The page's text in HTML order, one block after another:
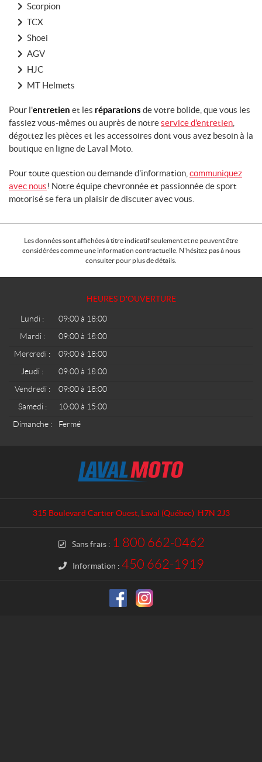
Scorpion
TCX
Shoei
AGV
HJC
MT Helmets
Pour l'entretien et les réparations de votre bolide, que vous les
fassiez vous-mêmes ou auprès de notreservice d'entretien
dégottez les pièces et les accessoires dont vous avez besoin à la
boutique en ligne de Laval Moto.
Pour toute question ou demande d'information, communiquez
avec nous! Notre équipe chevronnée et passionnée de sport
motorisé se fera un plaisir de discuter avec vous.
Les données sont affichées à titre indicatif seulement et ne peuvent être
considérées comme une information contractuelle. N'hésitez pas à nous
consulter pour plus de détails.
HEURES D'OUVERTURE
Lundi :
09:00 à 18:00
Mardi :
09:00 à 18:00
Mercredi :
09:00 à 18:00
Jeudi :
09:00 à 18:00
Vendredi :
09:00 à 18:00
Samedi :
10:00 à 15:00
Dimanche :
Fermé
315 Boulevard Cartier Ouest, Laval (Québec) H7N 2J3
Sans frais : 1 800 662-0462
Information : 450 662-1919